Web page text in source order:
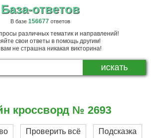
База-ответов
В базе 156677ответов
различных тематик и направлений!
свои ответы в помощь другим!
не страшна никакая викторина!
кроссворд № 2693
Проверить всё Подсказка